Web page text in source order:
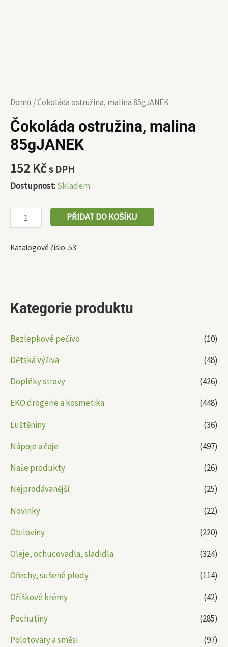
Kategorie produktu
Bezlepkové pečivo
(10)
Dětská výživa
(48)
Doplňky stravy
(426)
EKO drogerie a kosmetika
(448)
Luštěniny
(36)
Nápoje a čaje
(497)
Naše produkty
(26)
Nejprodávanější
(25)
Novinky
(22)
Obiloviny
(220)
Oleje, ochucovadla, sladidla
(324)
Ořechy, sušené plody
(114)
Oříškové krémy
(42)
Pochutiny
(285)
Polotovary a směsi
(97)
Domů / Čokoláda ostružina, malina 85gJANEK
Čokoláda ostružina, malina
85gJANEK
152 Kčs DPH
Dostupnost:Skladem
PŘIDAT DO KOŠÍKU
Katalogové číslo: 53